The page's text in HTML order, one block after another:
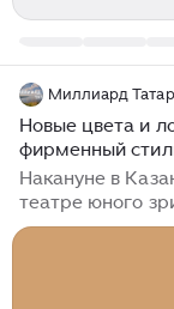
Миллиард Татар
Новые цвета и
фирменный
Накануне в
театре юного
встреча с